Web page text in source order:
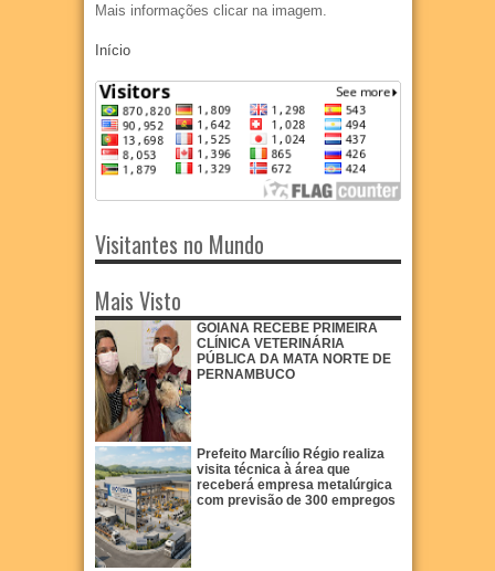
Mais informações clicar na imagem.
Início
Visitantes no Mundo
Mais Visto
GOIANA RECEBE PRIMEIRA
CLÍNICA VETERINÁRIA
PÚBLICA DA MATA NORTE DE
PERNAMBUCO
Prefeito Marcílio Régio realiza
visita técnica à área que
receberá empresa metalúrgica
com previsão de 300 empregos